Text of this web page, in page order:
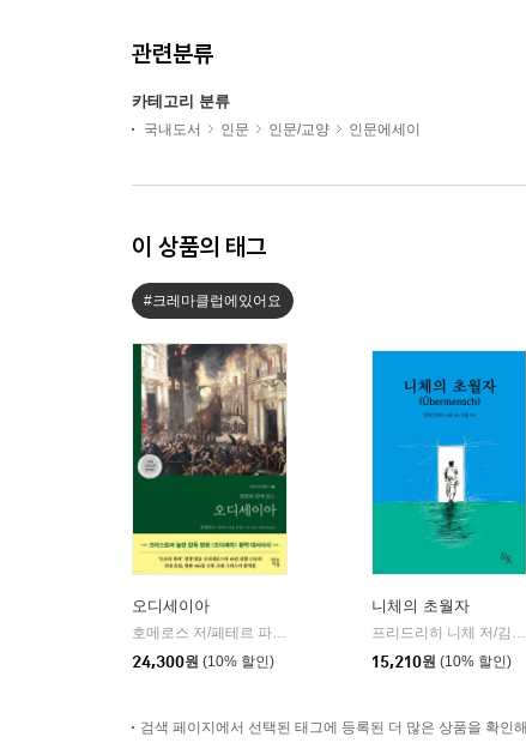
관련분류
카테고리 분류
국내도서 인문 인문/교양 인문에세이
이 상품의 태그
#크레마클럽에있어요
오디세이아
호메로스 저/페테르 파울 루벤스 그림/박문재 역 |
현대지성
24,300원 (10% 할인)
니체의 초월자
프리드리히 니체 저/김철 편역
15,210원 (10% 할인)
검색 페이지에서 선택된 태그에 등록된 더 많은 상품을 확인